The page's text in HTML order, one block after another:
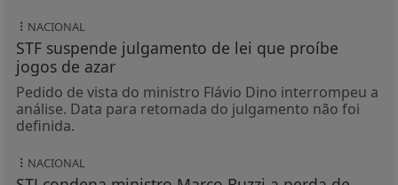
NACIONAL
STF suspende julgamento de lei que proíbe
jogos de azar
Pedido de vista do ministro Flávio Dino interrompeu a
análise. Data para retomada do julgamento não foi
definida.
NACIONAL